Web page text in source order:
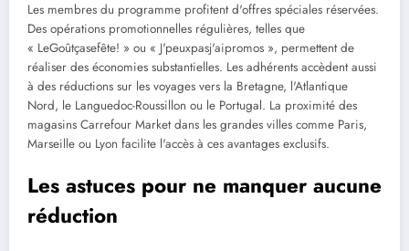
Les membres du programme profitent d'offres spéciales réservées.
Des opérations promotionnelles régulières, telles que
« LeGoûtçasefête! » ou « J'peuxpasj'aipromos », permettent de
réaliser des économies substantielles. Les adhérents accèdent aussi
à des réductions sur les voyages vers la Bretagne, l'Atlantique
Nord, le Languedoc-Roussillon ou le Portugal. La proximité des
magasins Carrefour Market dans les grandes villes comme Paris,
Marseille ou Lyon facilite l'accès à ces avantages exclusifs.
Les astuces pour ne manquer aucune
réduction